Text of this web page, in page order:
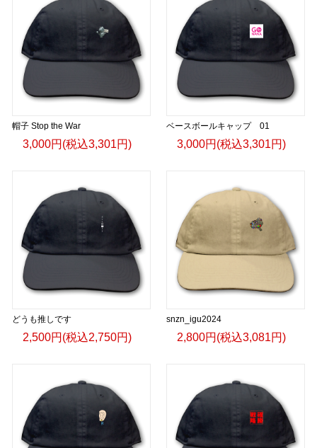
帽子 Stop the War
3,000円(税込3,301円)
ベースボールキャップ 01
3,000円(税込3,301円)
どうも推しです
2,500円(税込2,750円)
snzn_igu2024
2,800円(税込3,081円)